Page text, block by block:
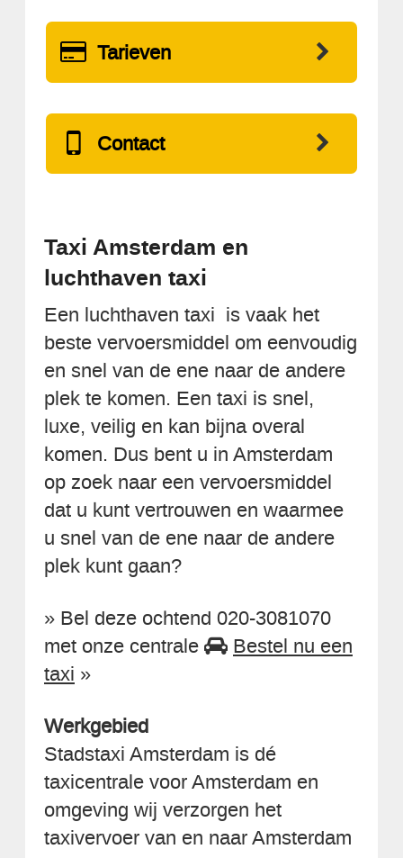
Tarieven
Contact
Taxi Amsterdam en
luchthaven taxi
Een luchthaven taxi is vaak het
beste vervoersmiddel om eenvoudig
en snel van de ene naar de andere
plek te komen. Een taxi is snel,
luxe, veilig en kan bijna overal
komen. Dus bent u in Amsterdam
op zoek naar een vervoersmiddel
dat u kunt vertrouwen en waarmee
u snel van de ene naar de andere
plek kunt gaan?
» Bel deze ochtend 020-3081070
met onze centrale
Bestel nu een
taxi »
Werkgebied
Stadstaxi Amsterdam is dé
taxicentrale voor Amsterdam en
omgeving wij verzorgen het
taxivervoer van en naar Amsterdam